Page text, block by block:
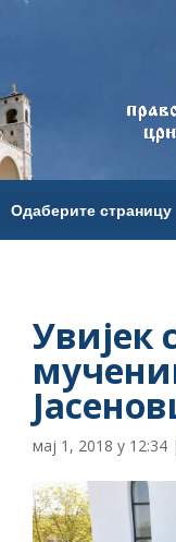
Увијек
мај 1, 2018 у 12:34 |